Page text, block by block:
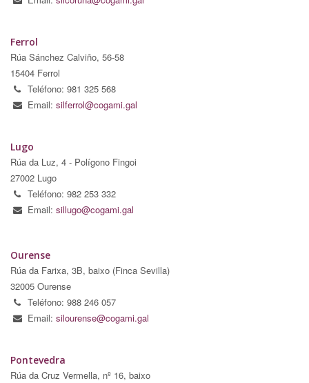
Ferrol
Rúa Sánchez Calviño, 56-58
15404 Ferrol
Teléfono: 981 325 568
Email: silferrol@cogami.gal
Lugo
Rúa da Luz, 4 - Polígono Fingoi
27002 Lugo
Teléfono: 982 253 332
Email: sillugo@cogami.gal
Ourense
Rúa da Farixa, 3B, baixo (Finca Sevilla)
32005 Ourense
Teléfono: 988 246 057
Email: silourense@cogami.gal
Pontevedra
Rúa da Cruz Vermella, nº 16, baixo